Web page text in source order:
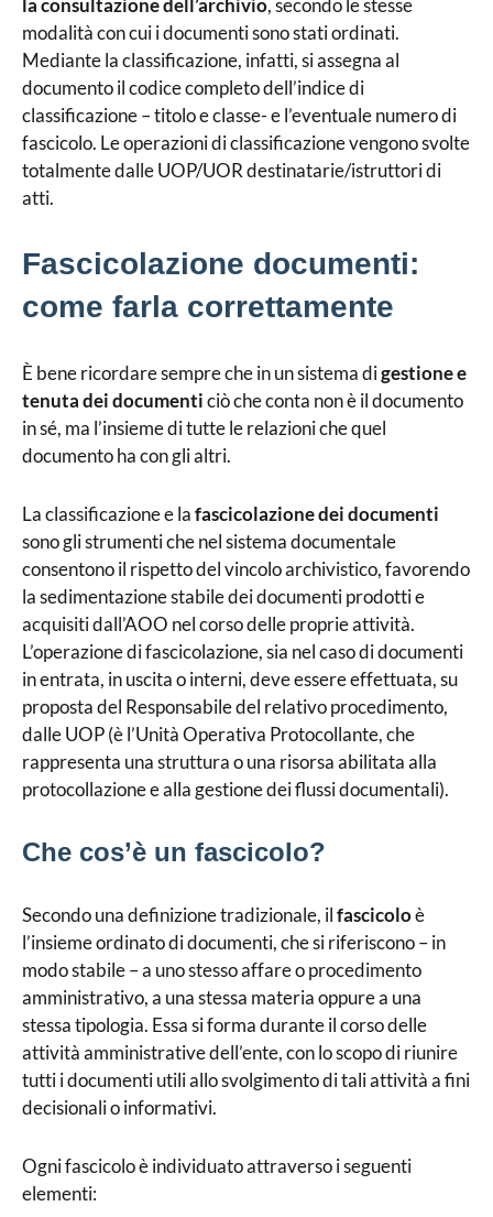
modalità con cui i documenti sono stati ordinati.
Mediante la classificazione, infatti, si assegna al
documento il codice completo dell’indice di
classificazione – titolo e classe- e l’eventuale numero di
fascicolo. Le operazioni di classificazione vengono svolte
totalmente dalle UOP/UOR destinatarie/istruttori di
atti.
Fascicolazione documenti:
come farla correttamente
È bene ricordare sempre che in un sistema digestione e
tenuta dei documenticiò che conta non è il documento
in sé, ma l’insieme di tutte le relazioni che quel
documento ha con gli altri.
La classificazione e lafascicolazione dei documenti
sono gli strumenti che nel sistema documentale
consentono il rispetto del vincolo archivistico, favorendo
la sedimentazione stabile dei documenti prodotti e
acquisiti dall’AOO nel corso delle proprie attività.
L’operazione di fascicolazione, sia nel caso di documenti
in entrata, in uscita o interni, deve essere effettuata, su
proposta del Responsabile del relativo procedimento,
dalle UOP (è l’Unità Operativa Protocollante, che
rappresenta una struttura o una risorsa abilitata alla
protocollazione e alla gestione dei flussi documentali).
Che cos’è un fascicolo?
Secondo una definizione tradizionale, ilfascicoloè
l’insieme ordinato di documenti, che si riferiscono – in
modo stabile – a uno stesso affare o procedimento
amministrativo, a una stessa materia oppure a una
stessa tipologia. Essa si forma durante il corso delle
attività amministrative dell’ente, con lo scopo di riunire
tutti i documenti utili allo svolgimento di tali attività a fini
decisionali o informativi.
Ogni fascicolo è individuato attraverso i seguenti
elementi: